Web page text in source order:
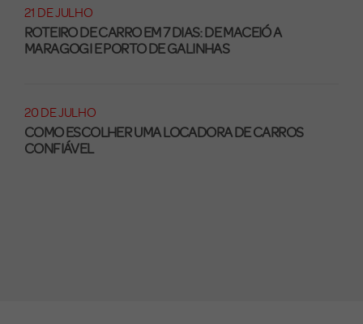
21 DE JULHO
ROTEIRO DE CARRO EM 7 DIAS: DE MACEIÓ A
MARAGOGI E PORTO DE GALINHAS
20 DE JULHO
COMO ESCOLHER UMA LOCADORA DE CARROS
CONFIÁVEL